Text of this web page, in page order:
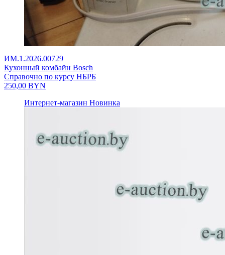
ИМ.1.2026.00729
Кухонный комбайн Bosch
Справочно по курсу НБРБ
250,00 BYN
Интернет-магазин Новинка